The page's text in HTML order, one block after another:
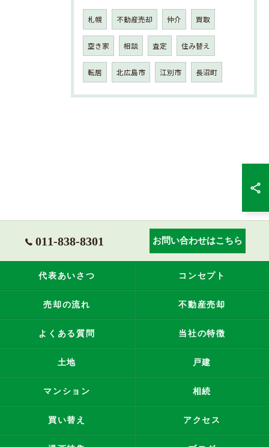
札幌 不動産売却 仲介 買取
空き家 相談 査定 住み替え
転居 北広島市 江別市 長沼町
011-838-8301 お問い合わせはこちら
代表あいさつ コンセプト
売却の流れ 不動産売却
よくある質問 当社の特徴
土地 戸建
マンション 相続
買い替え アクセス